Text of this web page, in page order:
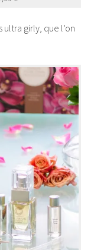
ultra girly, que l’on